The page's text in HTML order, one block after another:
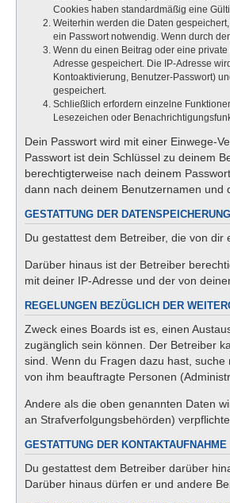
Cookies haben standardmäßig eine
Weiterhin werden die Daten
ein Passwort notwendig. Wenn durch
Wenn du einen Beitrag oder eine
Adresse gespeichert. Die IP-Adresse
Kontoaktivierung, Benutzer-Passwort)
gespeichert.
Schließlich erfordern einzelne
Lesezeichen oder
Dein Passwort wird mit einer Einwege-
Passwort ist dein Schlüssel zu deinem
berechtigterweise nach deinem
dann nach deinem Benutzernamen und
GESTATTUNG DER DATENSPEICHERUNG
Du gestattest dem Betreiber, die von
Darüber hinaus ist der Betreiber
mit deiner IP-Adresse und der von
REGELUNGEN BEZÜGLICH DER
Zweck eines Boards ist es, einen
zugänglich sein können. Der Betreiber
sind. Wenn du Fragen dazu hast,
von ihm beauftragte Personen
Andere als die oben genannten Daten
an Strafverfolgungsbehörden)
GESTATTUNG DER KONTAKTAUFNAHME
Du gestattest dem Betreiber darüber
Darüber hinaus dürfen er und andere